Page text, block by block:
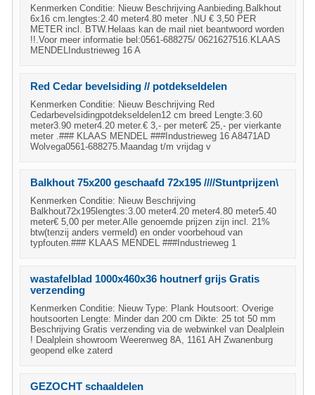
Kenmerken Conditie: Nieuw Beschrijving Aanbieding.Balkhout
6x16 cm.lengtes:2.40 meter4.80 meter .NU € 3,50 PER
METER incl. BTW.Helaas kan de mail niet beantwoord worden
!!.Voor meer informatie bel:0561-688275/ 0621627516.KLAAS
MENDELIndustrieweg 16 A
Red Cedar bevelsiding // potdekseldelen
Kenmerken Conditie: Nieuw Beschrijving Red
Cedarbevelsidingpotdekseldelen12 cm breed Lengte:3.60
meter3.90 meter4.20 meter.€ 3,- per meter€ 25,- per vierkante
meter .### KLAAS MENDEL ###Industrieweg 16 A8471AD
Wolvega0561-688275.Maandag t/m vrijdag v
Balkhout 75x200 geschaafd 72x195 ////Stuntprijzen\
Kenmerken Conditie: Nieuw Beschrijving
Balkhout72x195lengtes:3.00 meter4.20 meter4.80 meter5.40
meter€ 5,00 per meter.Alle genoemde prijzen zijn incl. 21%
btw(tenzij anders vermeld) en onder voorbehoud van
typfouten.### KLAAS MENDEL ###Industrieweg 1
wastafelblad 1000x460x36 houtnerf grijs Gratis
verzending
Kenmerken Conditie: Nieuw Type: Plank Houtsoort: Overige
houtsoorten Lengte: Minder dan 200 cm Dikte: 25 tot 50 mm
Beschrijving Gratis verzending via de webwinkel van Dealplein
! Dealplein showroom Weerenweg 8A, 1161 AH Zwanenburg
geopend elke zaterd
GEZOCHT schaaldelen